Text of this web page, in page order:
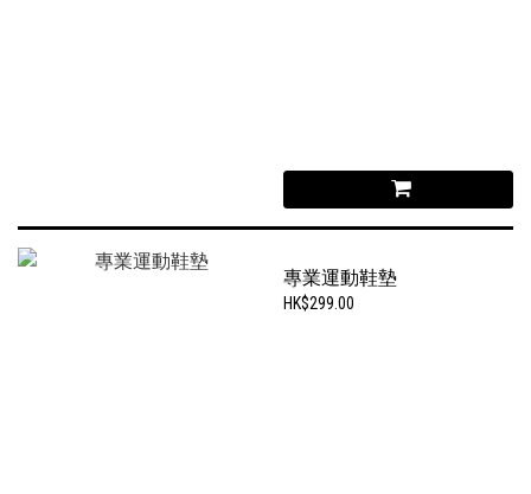
專業運動鞋墊
HK$299.00